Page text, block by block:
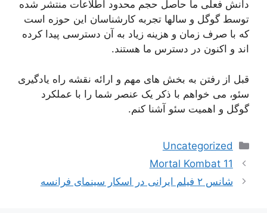
دانش فعلی ما حاصل حجم محدود اطلاعات منتشر شده
توسط گوگل و سالها تجربه کارشناسان این حوزه است
که با صرف زمان و هزینه زیاد به آن دسترسی پیدا کرده
اند و اکنون در دسترس ما هستند.
قبل از رفتن به بخش های مهم و ارائه نقشه راه یادگیری
سئو، می خواهم با ذکر یک عنصر شما را با عملکرد
گوگل و اهمیت سئو آشنا کنم.
دسته‌ها
Uncategorized
ناوبری
نوشته‌ها
Mortal Kombat 11
شانس ۲ فیلم ایرانی در اسکار سینمای فرانسه